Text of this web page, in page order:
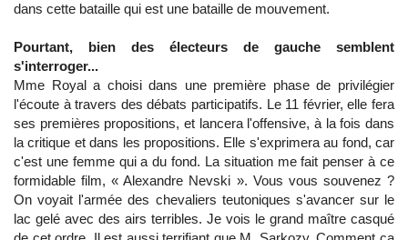
dans cette bataille qui est une bataille de mouvement.
Pourtant, bien des électeurs de gauche semblent
s'interroger...
Mme Royal a choisi dans une première phase de privilégier
l'écoute à travers des débats participatifs. Le 11 février, elle fera
ses premières propositions, et lancera l'offensive, à la fois dans
la critique et dans les propositions. Elle s'exprimera au fond, car
c'est une femme qui a du fond. La situation me fait penser à ce
formidable film, « Alexandre Nevski ». Vous vous souvenez ?
On voyait l'armée des chevaliers teutoniques s'avancer sur le
lac gelé avec des airs terribles. Je vois le grand maître casqué